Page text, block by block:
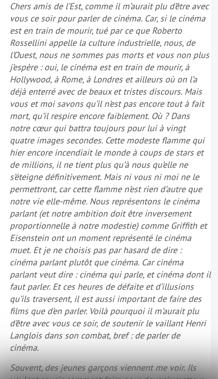
Chers amis de l’Est, comme il m’aurait plu d’être avec
vous ce soir pour parler de cinéma. Car, si le cinéma
est en train de mourir, tué par ce que Roberto
Rossellini appelle la culture industrielle, nous, de
l’Ouest, nous ne sommes pas morts et vous non plus
j’espère : oui, le cinéma est en train de mourir, à
Hollywood, à Rome, à Londres et ailleurs où on l’a
déjà enterré avec de beaux et tristes discours. Mais
vous et moi savons qu’il n’est pas encore tout à fait
mort, qu’il respire encore faiblement. Où ? Dans
notre cœur qui battra toujours pour lui à vingt
quatre images secondes. Cette modeste flamme qui
hier encore incendiait le monde à coups de stars et
de millions, il ne tient plus qu’à nous qu’elle ne
s’éteigne définitivement. Mais ni vous ni moi ne le
permettront, car cette flamme n’est rien d’autre que
notre vie elle-même. Nous représentons le cinéma
parlant (et notre ambition doit être inversement
proportionnelle à notre modestie) comme Griffith et
Eisenstein ont un moment représenté le cinéma
muet. Et je ne choisis pas par hasard de dire :
cinéma parlant plutôt que cinéma. Car cinéma
parlant veut dire : cinéma qui parle, et cinéma dont il
faut parler. Et ces heures de défaite et d’illusions
qu’ils traversent, il est aussi important de faire des
films que d’en parler. Voilà pourquoi il m’aurait plu
d’être avec vous ce soir, de soutenir le vaillant Henri
Langlois dans son combat, bref : de parler de
cinéma.
Souvent, des jeunes garçons viennent me voir. Ils